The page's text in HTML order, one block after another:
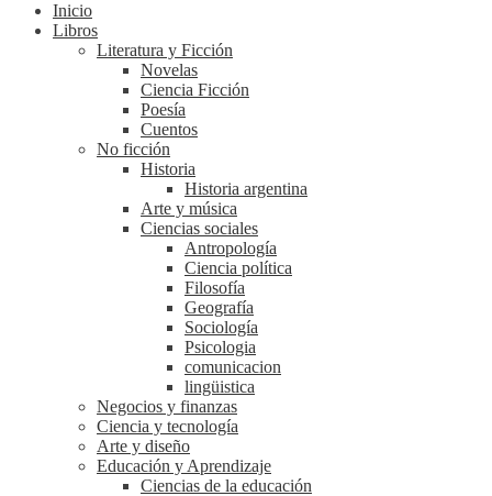
Inicio
Libros
Literatura y Ficción
Novelas
Ciencia Ficción
Poesía
Cuentos
No ficción
Historia
Historia argentina
Arte y música
Ciencias sociales
Antropología
Ciencia política
Filosofía
Geografía
Sociología
Psicologia
comunicacion
lingüistica
Negocios y finanzas
Ciencia y tecnología
Arte y diseño
Educación y Aprendizaje
Ciencias de la educación